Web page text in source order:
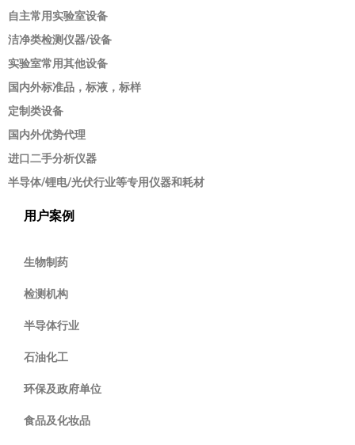
自主常用实验室设备
洁净类检测仪器/设备
实验室常用其他设备
国内外标准品，标液，标样
定制类设备
国内外优势代理
进口二手分析仪器
半导体/锂电/光伏行业等专用仪器和耗材
用户案例
生物制药
检测机构
半导体行业
石油化工
环保及政府单位
食品及化妆品